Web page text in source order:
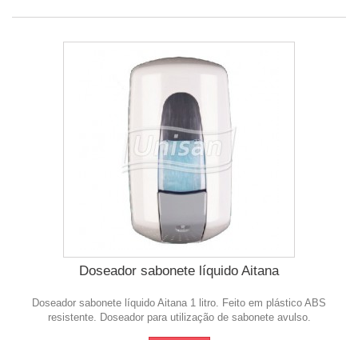
Doseador sabonete líquido Aitana
Doseador sabonete líquido Aitana 1 litro. Feito em plástico ABS
resistente. Doseador para utilização de sabonete avulso.